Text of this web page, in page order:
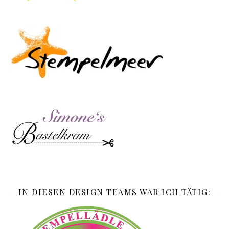
IN DIESEN DESIGN TEAMS WAR ICH TÄTIG: